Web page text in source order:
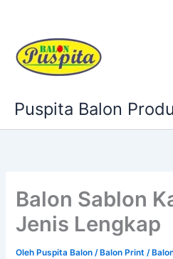
konten
Puspita Balon
Balon Sablon
Jenis Lengkap
Oleh Puspita Balon/ Balon Print /